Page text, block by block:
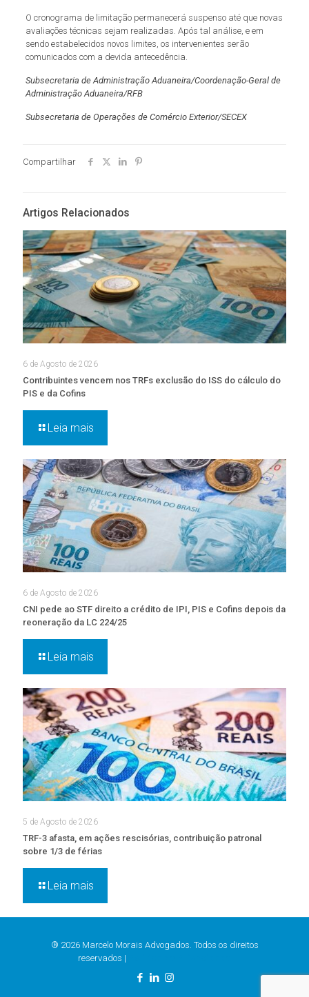
O cronograma de limitação permanecerá suspenso até que novas
avaliações técnicas sejam realizadas. Após tal análise, e em
sendo estabelecidos novos limites, os intervenientes serão
comunicados com a devida antecedência.
Subsecretaria de Administração Aduaneira/Coordenação-Geral de
Administração Aduaneira/RFB
Subsecretaria de Operações de Comércio Exterior/SECEX
Compartilhar
Artigos Relacionados
6 de Agosto de 2026
Contribuintes vencem nos TRFs exclusão do ISS do cálculo do
PIS e da Cofins
Leia mais
6 de Agosto de 2026
CNI pede ao STF direito a crédito de IPI, PIS e Cofins depois da
reoneração da LC 224/25
Leia mais
5 de Agosto de 2026
TRF-3 afasta, em ações rescisórias, contribuição patronal
sobre 1/3 de férias
Leia mais
® 2026 Marcelo Morais Advogados. Todos os direitos
reservados |